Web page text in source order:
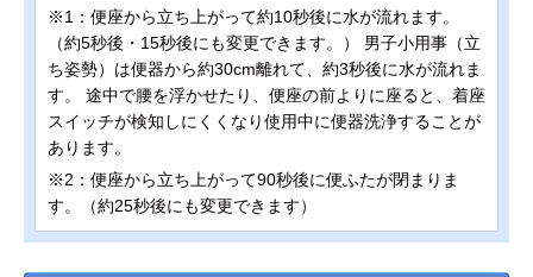
※1：便座から立ち上がって約10秒後に水が流れます。
（約5秒後・15秒後にも変更できます。） 男子小用事（立
ち姿勢）は便器から約30cm離れて、約3秒後に水が流れま
す。 途中で腰を浮かせたり、便座の前よりに座ると、着座
スイッチが検知しにくくなり使用中に便器洗浄することが
あります。
※2：便座から立ち上がって90秒後に便ふたが閉まりま
す。（約25秒後にも変更できます）